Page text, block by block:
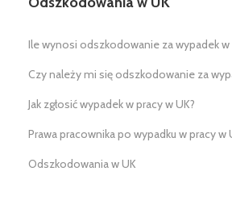
Ile wynosi odszkodowanie za wypadek w
Czy należy mi się odszkodowanie za
Jak zgłosić wypadek w pracy w UK?
Prawa pracownika po wypadku w pracy w
Odszkodowania w UK